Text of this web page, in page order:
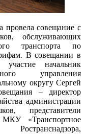
провела совещание с
обслуживающих
транспорта по
В совещании в
начальник
управления
округу Сергей
– директор
администрации
представители
МКУ «Транспортное
Ространснадзора,